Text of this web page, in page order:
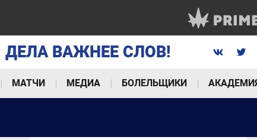
ДЕЛА ВАЖНЕЕ СЛОВ!
МАТЧИ МЕДИА БОЛЕЛЬЩИКИ